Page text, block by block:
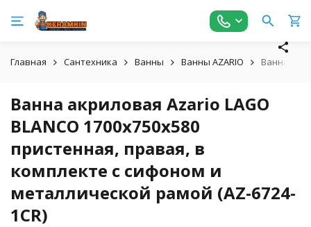
Главная Сантехника Ванны Ванны AZARIO Ванна
Ванна акриловая Azario LAGO
BLANCO 1700х750х580
пристенная, правая, в
комплекте с сифоном и
металлической рамой (AZ-6724-
1CR)